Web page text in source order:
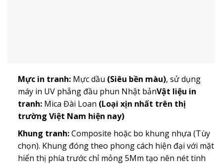
Mực in tranh:Mực dầu (Siêu bền màu), sử dụng
máy in UV phẳng đầu phun Nhật bảnVật liệu in
tranh:Mica Đài Loan (Loại xịn nhất trên thị
trường Việt Nam hiện nay)
Khung tranh:Composite hoặc bo khung nhựa (Tùy
chọn). Khung đóng theo phong cách hiện đại với mặt
hiển thị phía trước chỉ mỏng 5Mm tạo nên nét tinh